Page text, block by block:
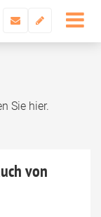
Sie hier.
von